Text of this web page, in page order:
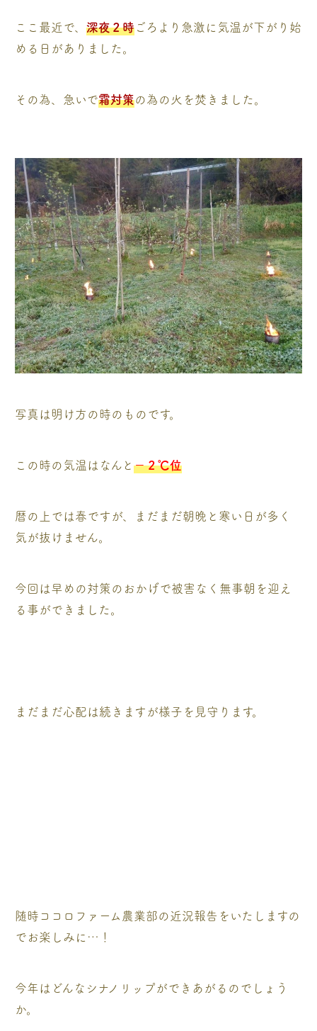
ここ最近で、 深夜２時ごろより急激に気温が下がり始
める日がありました。
その為、急いで霜対策の為の火を焚きました。
写真は明け方の時のものです。
この時の気温はなんと－２℃位
暦の上では春ですが、まだまだ朝晩と寒い日が多く
気が抜けません。
今回は早めの対策のおかげで被害なく無事朝を迎え
る事ができました。
まだまだ心配は続きますが様子を見守ります。
随時ココロファーム農業部の近況報告をいたしますの
でお楽しみに…！
今年はどんなシナノリップができあがるのでしょう
か。